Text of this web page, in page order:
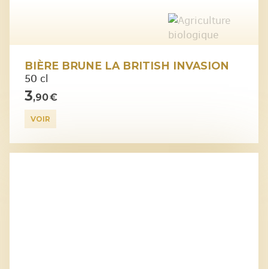
BIÈRE BRUNE LA BRITISH INVASION
50 cl
3,90 €
VOIR